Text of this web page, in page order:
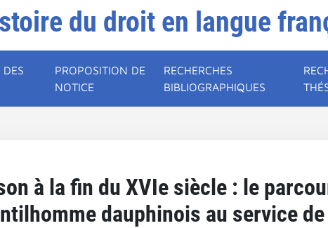
du droit en langue
PROPOSITION DE
NOTICE
RECHERCHES
BIBLIOGRAPHIQUES
à la fin du XVIe siècle : le
dauphinois au service